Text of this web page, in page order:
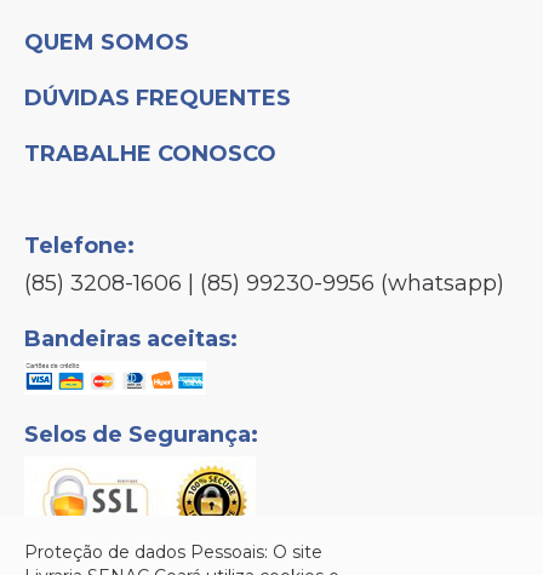
QUEM SOMOS
DÚVIDAS FREQUENTES
TRABALHE CONOSCO
Telefone:
(85) 3208-1606 | (85) 99230-9956 (whatsapp)
Bandeiras aceitas:
Selos de Segurança:
Proteção de dados Pessoais: O site